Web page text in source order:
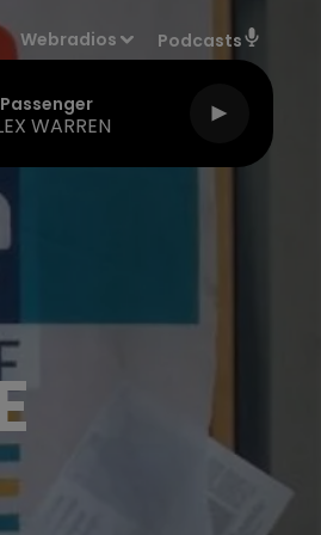
Webradios Podcasts
Passenger
WARREN